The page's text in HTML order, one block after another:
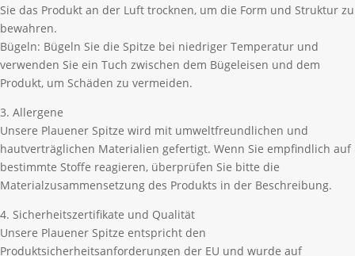
Sie das Produkt an der Luft trocknen, um die Form und Struktur zu
bewahren.
Bügeln: Bügeln Sie die Spitze bei niedriger Temperatur und
verwenden Sie ein Tuch zwischen dem Bügeleisen und dem
Produkt, um Schäden zu vermeiden.
3. Allergene
Unsere Plauener Spitze wird mit umweltfreundlichen und
hautverträglichen Materialien gefertigt. Wenn Sie empfindlich auf
bestimmte Stoffe reagieren, überprüfen Sie bitte die
Materialzusammensetzung des Produkts in der Beschreibung.
4. Sicherheitszertifikate und Qualität
Unsere Plauener Spitze entspricht den
Produktsicherheitsanforderungen der EU und wurde auf